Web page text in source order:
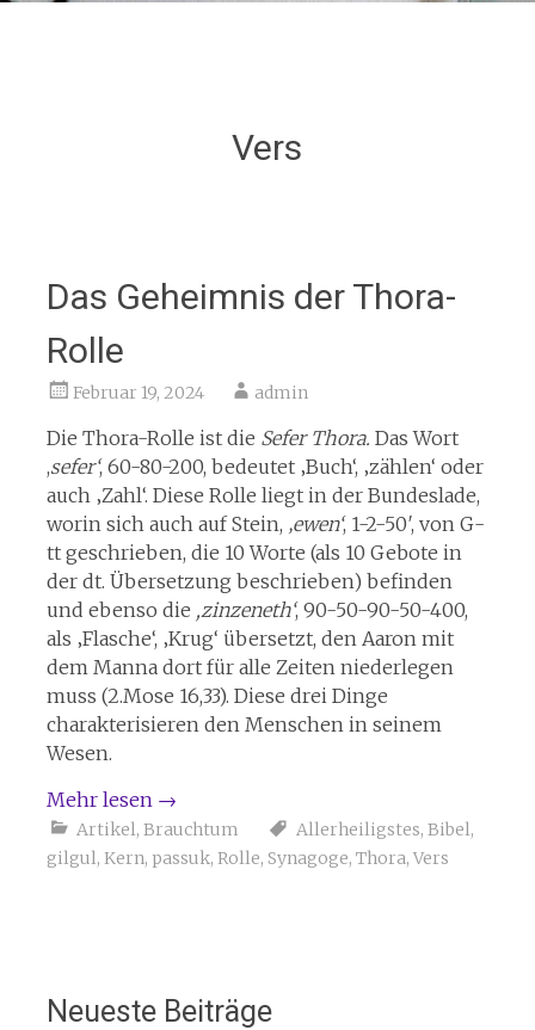
Vers
Das Geheimnis der Thora-
Rolle
Februar 19, 2024 admin
Die Thora-Rolle ist die Sefer Thora. Das Wort
,sefer‘, 60-80-200, bedeutet ‚Buch‘, ‚zählen‘ oder
auch ‚Zahl‘. Diese Rolle liegt in der Bundeslade,
worin sich auch auf Stein, ‚ewen‘, 1-2-50′, von G-
tt geschrieben, die 10 Worte (als 10 Gebote in
der dt. Übersetzung beschrieben) befinden
und ebenso die ,zinzeneth‘, 90-50-90-50-400,
als ‚Flasche‘, ‚Krug‘ übersetzt, den Aaron mit
dem Manna dort für alle Zeiten niederlegen
muss (2.Mose 16,33). Diese drei Dinge
charakterisieren den Menschen in seinem
Wesen.
Mehr lesen →
Artikel, Brauchtum Allerheiligstes, Bibel,
gilgul, Kern, passuk, Rolle, Synagoge, Thora, Vers
Neueste Beiträge